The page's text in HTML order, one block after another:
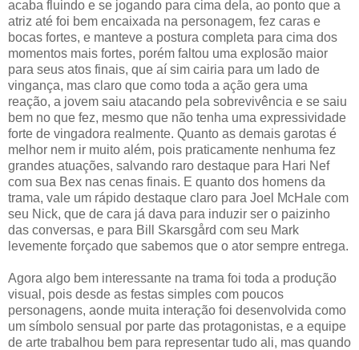
acaba fluindo e se jogando para cima dela, ao ponto que a
atriz até foi bem encaixada na personagem, fez caras e
bocas fortes, e manteve a postura completa para cima dos
momentos mais fortes, porém faltou uma explosão maior
para seus atos finais, que aí sim cairia para um lado de
vingança, mas claro que como toda a ação gera uma
reação, a jovem saiu atacando pela sobrevivência e se saiu
bem no que fez, mesmo que não tenha uma expressividade
forte de vingadora realmente. Quanto as demais garotas é
melhor nem ir muito além, pois praticamente nenhuma fez
grandes atuações, salvando raro destaque para Hari Nef
com sua Bex nas cenas finais. E quanto dos homens da
trama, vale um rápido destaque claro para Joel McHale com
seu Nick, que de cara já dava para induzir ser o paizinho
das conversas, e para Bill Skarsgård com seu Mark
levemente forçado que sabemos que o ator sempre entrega.
Agora algo bem interessante na trama foi toda a produção
visual, pois desde as festas simples com poucos
personagens, aonde muita interação foi desenvolvida como
um símbolo sensual por parte das protagonistas, e a equipe
de arte trabalhou bem para representar tudo ali, mas quando